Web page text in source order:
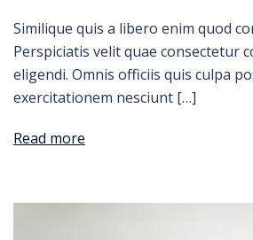
Similique quis a libero enim quod
Perspiciatis velit quae consectetur
eligendi. Omnis officiis quis culpa
exercitationem nesciunt […]
Read more